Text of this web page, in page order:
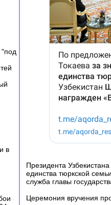
"под
в
Президента
единства тюркской
служба главы
Церемония вручения